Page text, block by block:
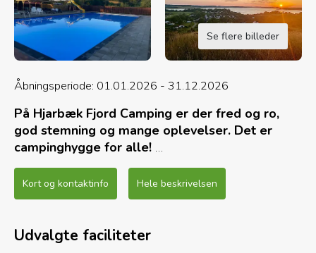
Se flere billeder
Åbningsperiode: 01.01.2026 - 31.12.2026
På Hjarbæk Fjord Camping er der fred og ro,
god stemning og mange oplevelser. Det er
campinghygge for alle!
På Hjarbæk Fjord Camping er vi tæt på naturen. Nyd
den gode campingstemning og den skønne natur med
aktiv, oplev naturen og nærliggende seværdigheder
Kort og kontaktinfo Hele beskrivelsen
Udvalgte faciliteter